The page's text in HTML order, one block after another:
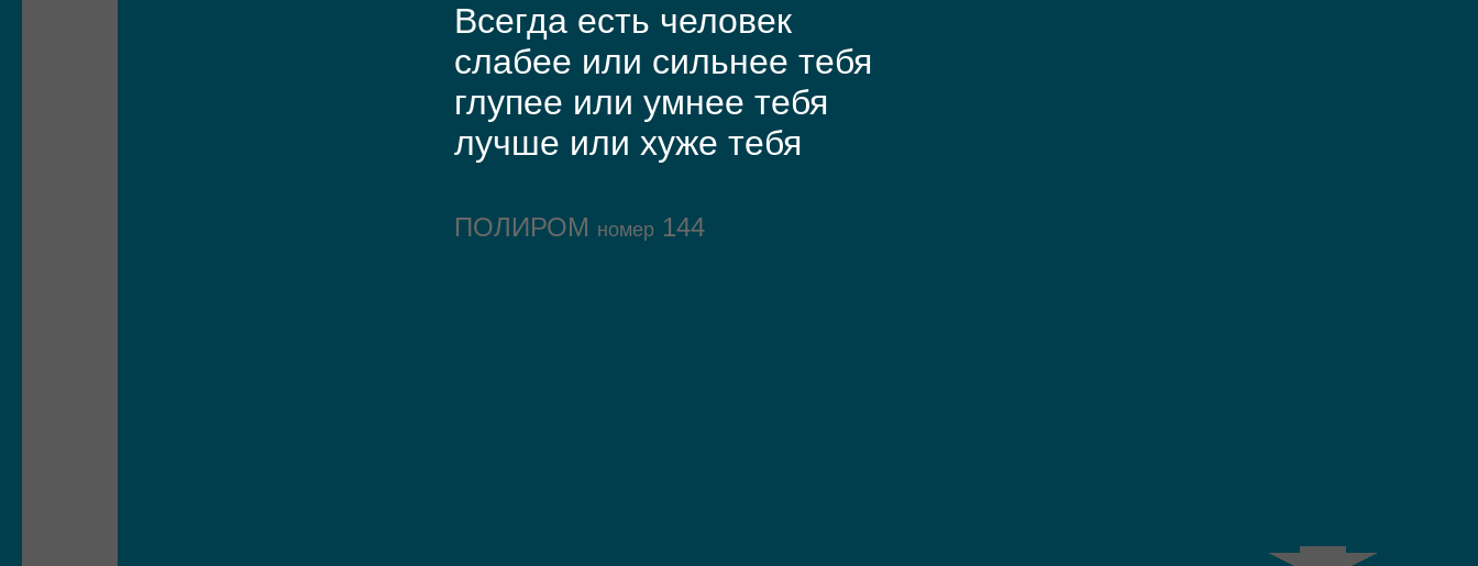
Всегда есть человек
слабее или сильнее тебя
глупее или умнее тебя
лучше или хуже тебя
ПОЛИРОМ номер 144